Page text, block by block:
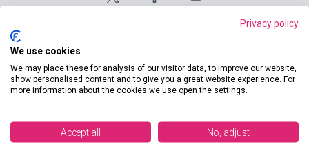
Termékjellemzők
ISBN 9780333916070
Privacy policy
We use cookies
We may place these for analysis of our visitor data, to improve our website,
show personalised content and to give you a great website experience. For
more information about the cookies we use open the settings.
Accept all No, adjust